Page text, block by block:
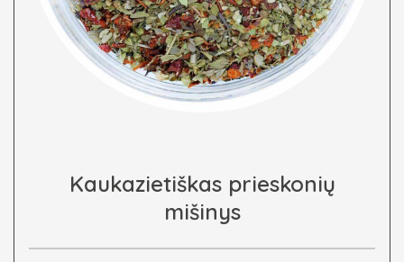
Kaukazietiškas prieskonių
mišinys